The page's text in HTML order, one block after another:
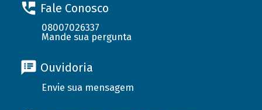
Fale Conosco
08007026337
Mande sua pergunta
Ouvidoria
Envie sua mensagem